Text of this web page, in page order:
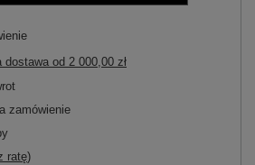
dostawa od 2 000,00 zł
zamówienie
ratę)